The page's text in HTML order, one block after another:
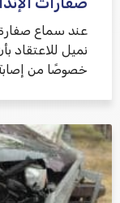
عند سماع
نميل للاعتقاد
خصوصًا من